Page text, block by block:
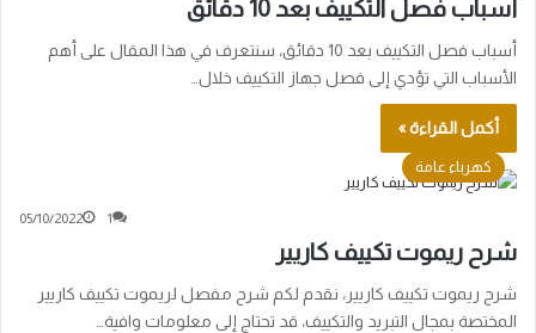
أسباب فصل التكييف بعد 10 دقائق
أسباب فصل التكييف بعد 10 دقائق، سنتعرف في هذا المقال على أهم
الأسباب التي تؤدي إلى فصل جهاز التكييف خلال…
أكمل القراءة »
كهرباء عامة
05/10/2022 1
شرح ريموت تكييف كاريير
شرح ريموت تكييف كاريير، نقدم لكم شرح مفصل لريموت تكييف كاريير
المختصة بمجال التبريد والتكييف، قد تحتاج إلى معلومات وافية…